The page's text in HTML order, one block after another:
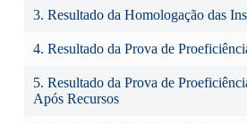
3. Resultado da Homologação das
4. Resultado da Prova de
5. Resultado da Prova de
Após Recursos